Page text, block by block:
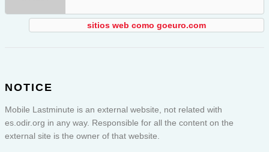
sitios web como goeuro.com
NOTICE
Mobile Lastminute is an external website, not related with
es.odir.org in any way. Responsible for all the content on the
external site is the owner of that website.